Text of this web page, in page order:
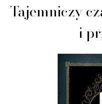
Tajemniczy
i